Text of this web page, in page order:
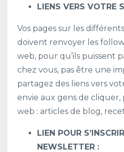
LIENS VERS VOTRE
Vos pages sur les
doivent renvoyer les
web, pour qu’ils puissent
chez vous, pas être une
partagez des liens vers
envie aux gens de cliquer,
web : articles de blog,
LIEN POUR
NEWSLETTER :